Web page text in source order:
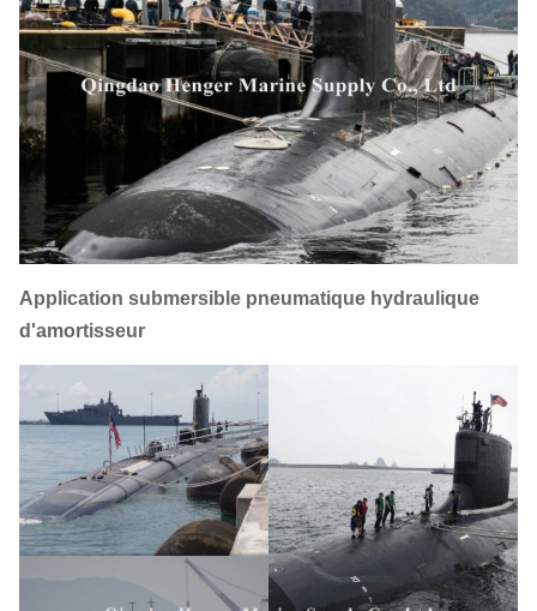
Application submersible pneumatique hydraulique
d'amortisseur